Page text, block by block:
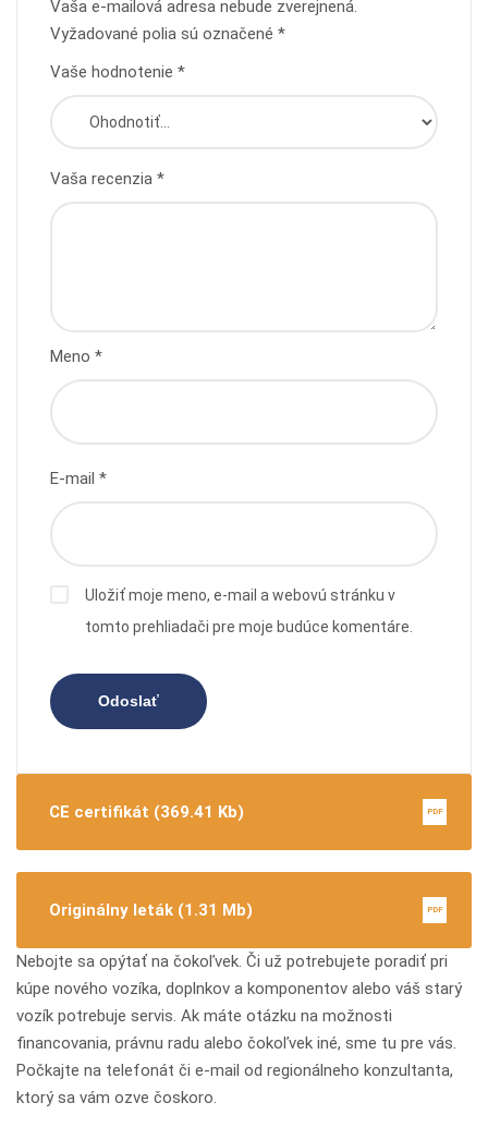
Vaša e-mailová adresa nebude zverejnená.
Vyžadované polia sú označené *
Vaše hodnotenie *
Vaša recenzia *
Meno *
E-mail *
Uložiť moje meno, e-mail a webovú stránku v
tomto prehliadači pre moje budúce komentáre.
CE certifikát (369.41 Kb) PDF
Originálny leták (1.31 Mb) PDF
Nebojte sa opýtať na čokoľvek. Či už potrebujete poradiť pri
kúpe nového vozíka, doplnkov a komponentov alebo váš starý
vozík potrebuje servis. Ak máte otázku na možnosti
financovania, právnu radu alebo čokoľvek iné, sme tu pre vás.
Počkajte na telefonát či e-mail od regionálneho konzultanta,
ktorý sa vám ozve čoskoro.